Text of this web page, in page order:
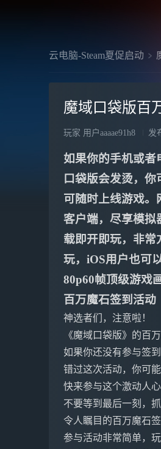
云电脑-Steam夏促启动
魔域口袋版百
玩家 用户aaaae91h8 发
如果你的手机或者
口袋版会发烫，
可随时上线游戏
客户端，尽享模
载即开即玩，非
玩，iOS用户也可
80p60帧顶级游戏
百万魔石签到活动
神选者们，注意啦！
《魔域口袋版》的百
如果你还没有参与签
错过这次活动，你可
快来参与这个激动人
不要等到最后一刻，
令人瞩目的百万魔石
参与活动非常简单，